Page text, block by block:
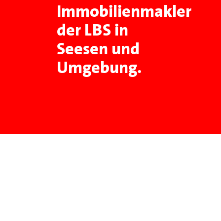
Immobilienmakler
der LBS in
Seesen und
Umgebung.